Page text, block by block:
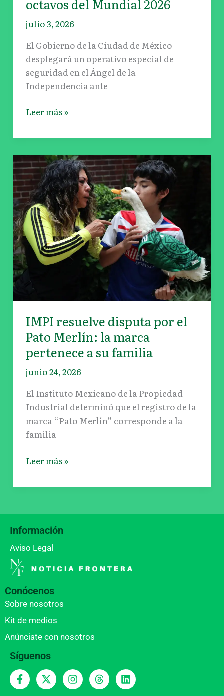
octavos del Mundial 2026
julio 3, 2026
El Gobierno de la Ciudad de México
desplegará un operativo especial de
seguridad en el Ángel de la
Independencia ante
del
Mundial
Leer más »
IMPI resuelve disputa por el
Pato Merlín: la marca
pertenece a su familia
junio 24, 2026
El Instituto Mexicano de la Propiedad
Industrial determinó que el registro de la
marca “Pato Merlín” corresponde a la
familia
IMPI
resuelve
disputa
por
el
Pato
Merlín:
la
marca
pertenece
familia
Leer más »
Información
Aviso Legal
Conócenos
Sobre nosotros
Kit de medios
Anúnciate con nosotros
Síguenos
F
a
X
-
I
n
T
h
L
i